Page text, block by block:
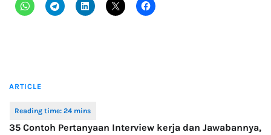
ARTICLE
35 Contoh Pertanyaan Interview kerja dan Jawabannya,